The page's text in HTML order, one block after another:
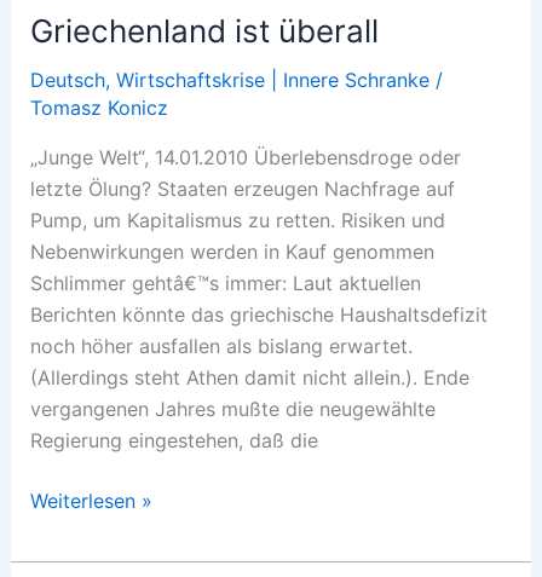
ewige
Weltverschwörung
1.1
Griechenland ist überall
Deutsch, Wirtschaftskrise | Innere Schranke/
Tomasz Konicz
„Junge Welt“, 14.01.2010 Überlebensdroge oder
letzte Ölung? Staaten erzeugen Nachfrage auf
Pump, um Kapitalismus zu retten. Risiken und
Nebenwirkungen werden in Kauf genommen
Schlimmer gehtâ€™s immer: Laut aktuellen
Berichten könnte das griechische Haushaltsdefizit
noch höher ausfallen als bislang erwartet.
(Allerdings steht Athen damit nicht allein.). Ende
vergangenen Jahres mußte die neugewählte
Regierung eingestehen, daß die
Griechenland
überall
Weiterlesen »